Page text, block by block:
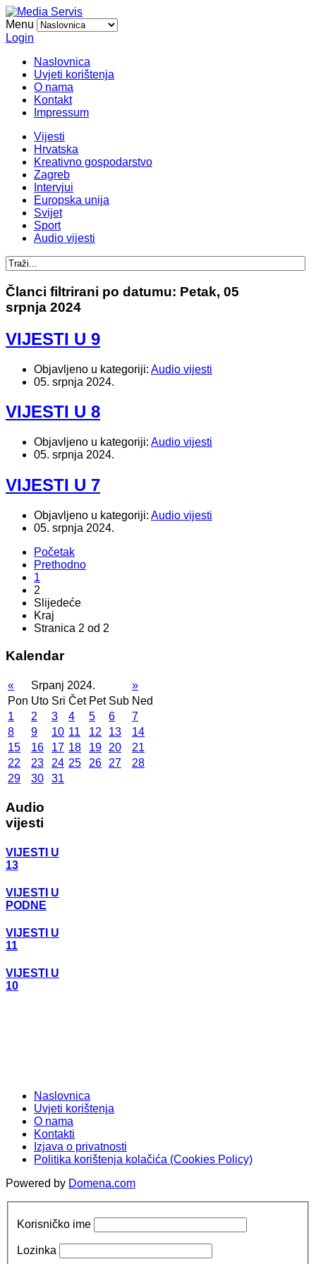
Menu
Login
Naslovnica
Uvjeti korištenja
O nama
Kontakt
Impressum
Vijesti
Hrvatska
Kreativno gospodarstvo
Zagreb
Intervjui
Europska unija
Svijet
Sport
Audio vijesti
Članci filtrirani po datumu: Petak, 05
srpnja 2024
VIJESTI U 9
Objavljeno u kategoriji: Audio vijesti
05. srpnja 2024.
VIJESTI U 8
Objavljeno u kategoriji: Audio vijesti
05. srpnja 2024.
VIJESTI U 7
Objavljeno u kategoriji: Audio vijesti
05. srpnja 2024.
Početak
Prethodno
1
2
Slijedeće
Kraj
Stranica 2 od 2
Kalendar
« Srpanj 2024.
»
Pon Uto Sri Čet Pet Sub Ned
1
2 3 4 5 6
7
8
9 10 11 12 13
14
15
16 17 18 19 20
21
22
23 24 25 26 27
28
29
30 31
Audio
vijesti
VIJESTI U
13
VIJESTI U
PODNE
VIJESTI U
11
VIJESTI U
10
Naslovnica
Uvjeti korištenja
O nama
Kontakti
Izjava o privatnosti
Politika korištenja kolačića (Cookies Policy)
Powered by Domena.com
Korisničko ime
Lozinka